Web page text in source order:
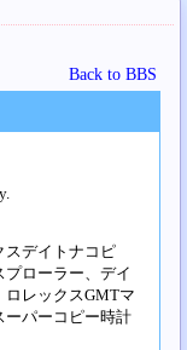
Back to BBS
スデイトナコピ
ローラー、デイ
ロレックスGMTマ
ーパーコピー時計